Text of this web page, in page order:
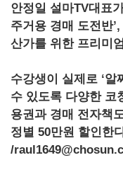
안정일 설마TV대표
주거용 경매 도전반
산가를 위한 프리미
수강생이 실제로 ‘알
수 있도록 다양한 코
용권과 경매 전자책
정별 50만원 할인한
/